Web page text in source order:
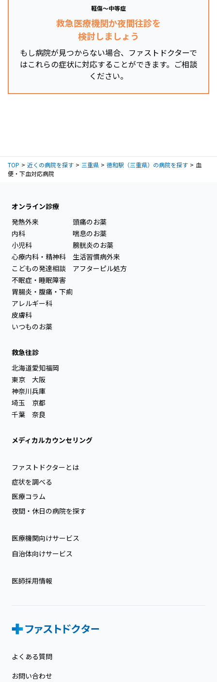
軽傷～中等症
救急医療機関か夜間往診を
検討しましょう
もし病院が見つからない場合、ファストドクターで
はこれらの症状に対応することができます。ご相談
ください。
TOP 近くの病院を探す 三重県 徳和駅（三重県）の病院を探す
血
便・下血対応病院
オンライン診療
発熱外来
内科
小児科
心療内科・精神科
こどもの発達相談
不眠症・睡眠障害
胃腸炎・腹痛・下痢
アレルギー科
皮膚科
いつものお薬
頭痛のお薬
喘息のお薬
膀胱炎のお薬
生活習慣病外来
アフターピル処方
救急往診
北海道
東京
神奈川
埼玉
千葉
愛知
大阪
兵庫
京都
奈良
福岡
メディカルカウンセリング
ファストドクターとは
症状を調べる
医療コラム
夜間・休日の病院を探す
医療機関向けサービス
自治体向けサービス
医師採用情報
よくある質問
お問い合わせ